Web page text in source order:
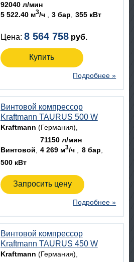
92040 л/мин
5 522.40 м3/ч 3 бар 355 кВт
Цена: 8 564 758 руб.
Купить
Подробнее »
Винтовой компрессор
Kraftmann TAURUS 500 W
Kraftmann (Германия)
Винтовой
71150 л/мин
4 269 м3/ч
8 бар
500 кВт
Запросить цену
Подробнее »
Винтовой компрессор
Kraftmann TAURUS 450 W
Kraftmann (Германия)